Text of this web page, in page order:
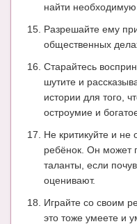
найти
Разрешайте ему
общественных
Старайтесь
шутите и
истории для того,
остроумие и
Не критикуйте и не
ребёнок. Он может
таланты, если
оценивают.
Играйте со своим
это тоже умеете и